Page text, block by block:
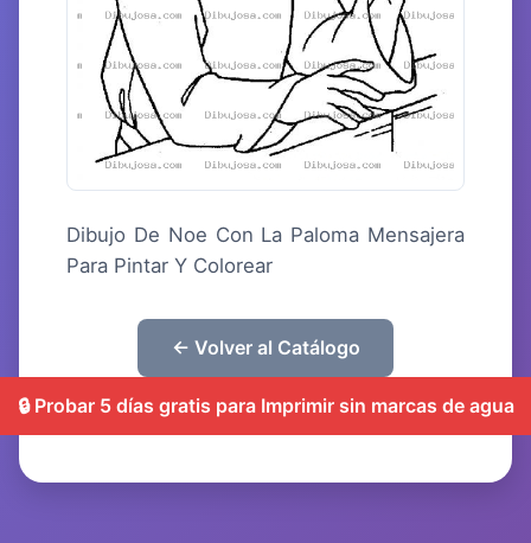
Dibujo De Noe Con La Paloma Mensajera
Para Pintar Y Colorear
← Volver al Catálogo
🔒 Probar 5 días gratis para Imprimir sin marcas de agua